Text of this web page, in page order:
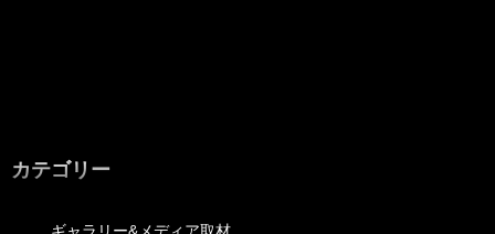
カテゴリー